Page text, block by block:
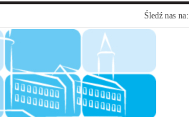
Śledź nas na: